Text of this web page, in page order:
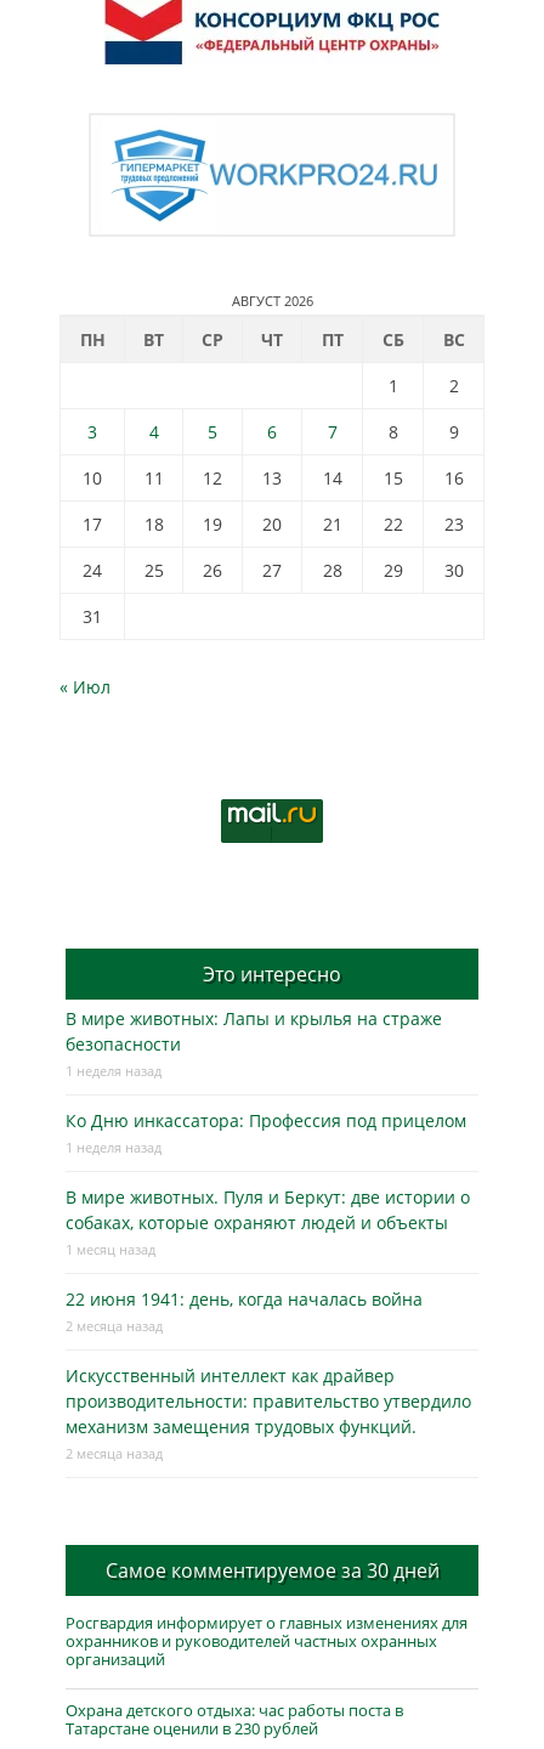
АВГУСТ 2026
ПН ВТ СР ЧТ ПТ СБ
ВС
1
2
3
4 5 6 7 8
9
10
11 12 13 14 15
16
17
18 19 20 21 22
23
24
25 26 27 28 29
30
31
« Июл
Это интересно
В мире животных: Лапы и крылья на страже
безопасности
1 неделя назад
Ко Дню инкассатора: Профессия под прицелом
1 неделя назад
В мире животных. Пуля и Беркут: две истории о
собаках, которые охраняют людей и объекты
1 месяц назад
22 июня 1941: день, когда началась война
2 месяца назад
Искусственный интеллект как драйвер
производительности: правительство утвердило
механизм замещения трудовых функций.
2 месяца назад
Самое комментируемое за 30 дней
Росгвардия информирует о главных изменениях для
охранников и руководителей частных охранных
организаций
Охрана детского отдыха: час работы поста в
Татарстане оценили в 230 рублей